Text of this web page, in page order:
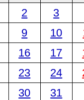
2
3
9 10
16 17
23 24
30 31